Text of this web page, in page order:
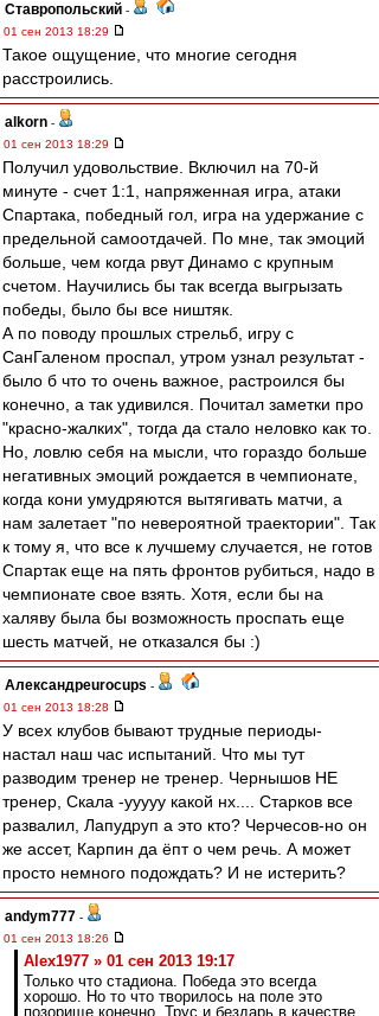
Ставропольский -
01 сен 2013 18:29
Такое ощущение, что многие сегодня
расстроились.
alkorn -
01 сен 2013 18:29
Получил удовольствие. Включил на 70-й
минуте - счет 1:1, напряженная игра, атаки
Спартака, победный гол, игра на удержание с
предельной самоотдачей. По мне, так эмоций
больше, чем когда рвут Динамо с крупным
счетом. Научились бы так всегда выгрызать
победы, было бы все ништяк.
А по поводу прошлых стрельб, игру с
СанГаленом проспал, утром узнал результат -
было б что то очень важное, растроился бы
конечно, а так удивился. Почитал заметки про
"красно-жалких", тогда да стало неловко как то.
Но, ловлю себя на мысли, что гораздо больше
негативных эмоций рождается в чемпионате,
когда кони умудряются вытягивать матчи, а
нам залетает "по невероятной траектории". Так
к тому я, что все к лучшему случается, не готов
Спартак еще на пять фронтов рубиться, надо в
чемпионате свое взять. Хотя, если бы на
халяву была бы возможность проспать еще
шесть матчей, не отказался бы :)
Александрeurocups -
01 сен 2013 18:28
У всех клубов бывают трудные периоды-
настал наш час испытаний. Что мы тут
разводим тренер не тренер. Чернышов НЕ
тренер, Скала -ууууу какой нх.... Старков все
развалил, Лапудруп а это кто? Черчесов-но он
же ассет, Карпин да ёпт о чем речь. А может
просто немного подождать? И не истерить?
andym777 -
01 сен 2013 18:26
Alex1977 » 01 сен 2013 19:17
Только что стадиона. Победа это всегда
хорошо. Но то что творилось на поле это
позорище конечно. Трус и бездарь в качестве